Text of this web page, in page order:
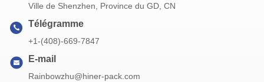
Ville de Shenzhen, Province du GD, CN
Télégramme
+1-(408)-669-7847
E-mail
Rainbowzhu@hiner-pack.com